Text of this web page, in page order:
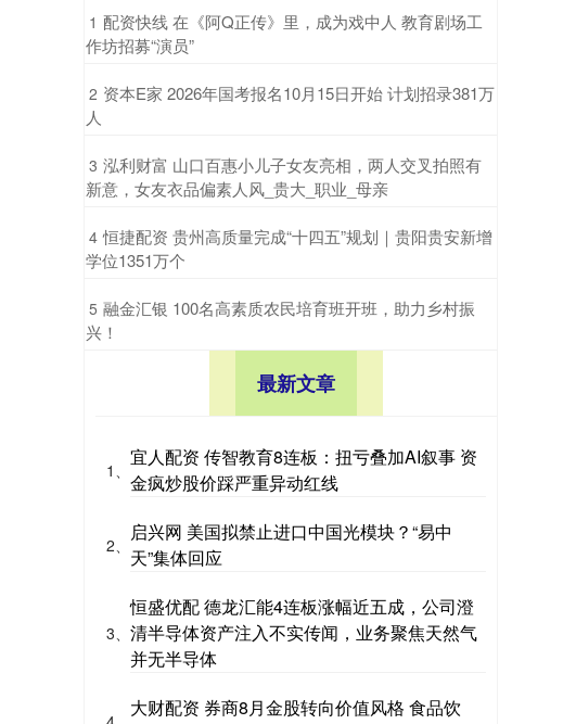
1 ​配资快线 在《阿Q正传》里，成为戏中人 教育剧场工
作坊招募“演员”
2 ​资本E家 2026年国考报名10月15日开始 计划招录381万
人
3 ​泓利财富 山口百惠小儿子女友亮相，两人交叉拍照有
新意，女友衣品偏素人风_贵大_职业_母亲
4 ​恒捷配资 贵州高质量完成“十四五”规划｜贵阳贵安新增
学位1351万个
5 ​融金汇银 100名高素质农民培育班开班，助力乡村振
兴！
最新文章
1、
宜人配资 传智教育8连板：扭亏叠加AI叙事 资
金疯炒股价踩严重异动红线
2、
启兴网 美国拟禁止进口中国光模块？“易中
天”集体回应
3、
恒盛优配 德龙汇能4连板涨幅近五成，公司澄
清半导体资产注入不实传闻，业务聚焦天然气
并无半导体
大财配资 券商8月金股转向价值风格 食品饮